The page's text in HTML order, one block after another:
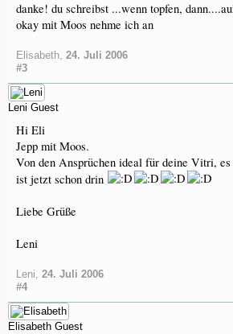
danke! du schreibst ...wenn topfen,
okay mit Moos nehme ich an
Elisabeth, 24. Juli 2006
#3
Leni Guest
Hi Eli
Jepp mit Moos.
Von den Ansprüchen ideal für deine Vitri, es
ist jetzt schon drin
Liebe Grüße
Leni
Leni, 24. Juli 2006
#4
Elisabeth Guest